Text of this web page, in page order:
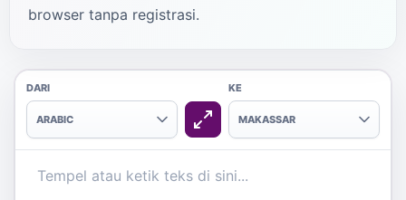
browser tanpa registrasi.
DARI
ARABIC
KE
MAKASSAR